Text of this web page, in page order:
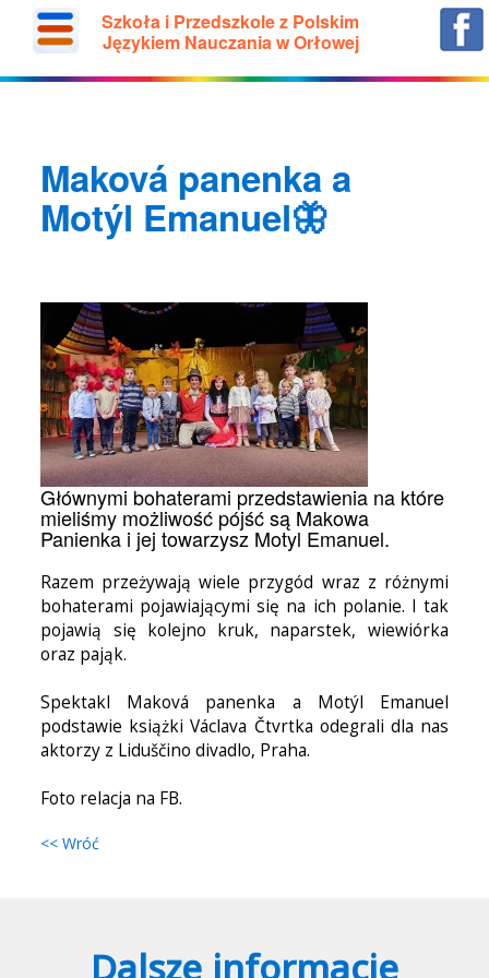
Szkoła i Przedszkole z Polskim
Językiem Nauczania w Orłowej
Maková panenka a
Motýl Emanuel🦋
Głównymi bohaterami przedstawienia na które
mieliśmy możliwość pójść są Makowa
Panienka i jej towarzysz Motyl Emanuel.
Razem przeżywają wiele przygód wraz z różnymi
bohaterami pojawiającymi się na ich polanie. I tak
pojawią się kolejno kruk, naparstek, wiewiórka
oraz pająk.
Spektakl Maková panenka a Motýl Emanuel
podstawie książki Václava Čtvrtka odegrali dla nas
aktorzy z Liduščino divadlo, Praha.
Foto relacja na FB.
<< Wróć
Dalsze informacje